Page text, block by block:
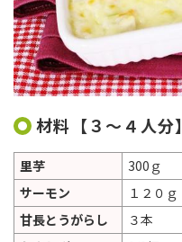
材料【３～４人分】
里芋
300ｇ
サーモン
１２０ｇ
甘長とうがらし
３本